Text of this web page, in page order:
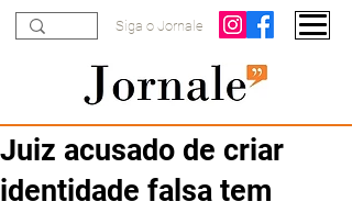
Siga o Jornale
Juiz acusado de criar
identidade falsa tem